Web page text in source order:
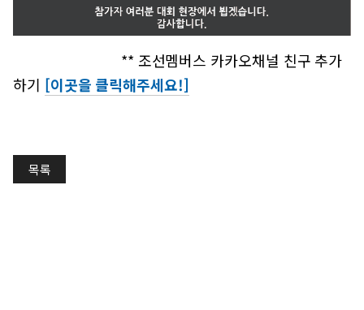
** 조선멤버스 카카오채널 친구 추가
하기 [이곳을 클릭해주세요!]
목록